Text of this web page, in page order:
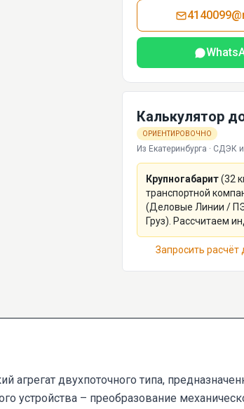
Калькулятор
ОРИЕНТИРОВОЧНО
Из Екатеринбурга · СДЭК
Крупногабарит(32
транспортной
(Деловые Линии /
Груз). Рассчитаем
Запросить расчёт
агрегат двухпоточного типа,
устройства – преобразование